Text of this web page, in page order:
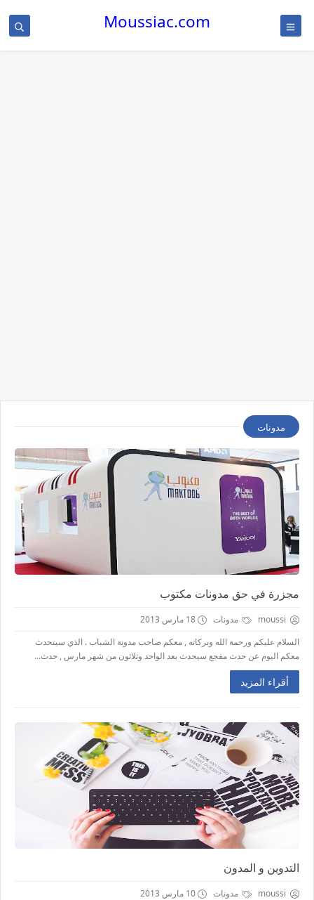
Moussiac.com
مدونات
مجزرة في حق مدونات مكتوب
moussi مدونات
18 مارس 2013
السلام عليكم ورحمة الله وبركاته , معكم صاحب مدونة الشباب . الذي سيتحدث
معكم اليوم عن حدث مفجع سيحدث بعد الواحد وثلاثون من شهر مارس , حدث...
أقراء المزيد
التدوين و المدون
moussi مدونات
10 مارس 2013